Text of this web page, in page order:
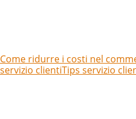
Come ridurre i costi nel
servizio clientiTips servizio